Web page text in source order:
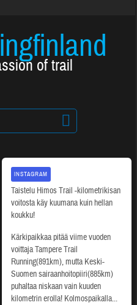
of trail
Taistelu Himos Trail -kilometrikisan
voitosta käy kuumana kuin hellan
koukku!
Kärkipaikkaa pitää viime vuoden
voittaja Tampere Trail
Running(891km), mutta Keski-
Suomen sairaanhoitopiiri(885km)
puhaltaa niskaan vain kuuden
kilometrin erolla! Kolmospaikalla...
INSTAGRAM